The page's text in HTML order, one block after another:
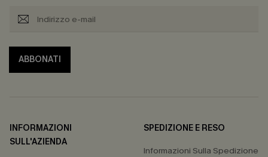
ABBONATI
INFORMAZIONI
SULL'AZIENDA
SPEDIZIONE E RESO
Informazioni Sulla Spedizione